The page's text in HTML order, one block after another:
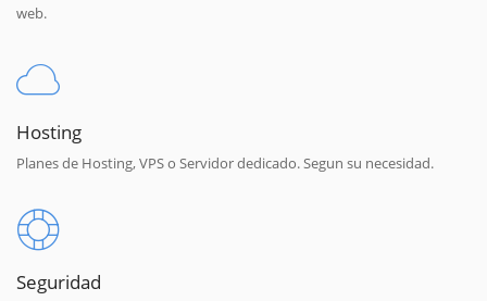
web.
Hosting
Planes de Hosting, VPS o Servidor dedicado. Segun su necesidad.
Seguridad